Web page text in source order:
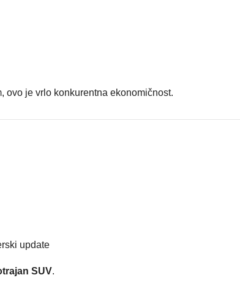
ovo je vrlo konkurentna ekonomičnost.
update
SUV.